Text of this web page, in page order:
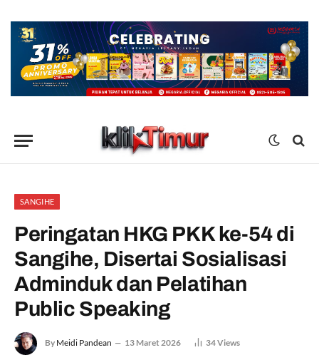
SANGIHE
Peringatan HKG PKK ke-54 di
Sangihe, Disertai Sosialisasi
Adminduk dan Pelatihan
Public Speaking
By Meidi Pandean 13 Maret 2026 34Views